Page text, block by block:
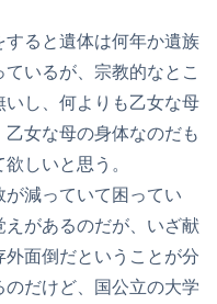
ると遺体は何年か遺族
いるが、宗教的なとこ
し、何よりも乙女な母
女な母の身体なのだも
しいと思う。
が減っていて困ってい
えがあるのだが、いざ献
面倒だということが分
だけど、国公立の大学